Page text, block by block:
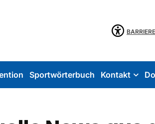
Sportwörterbuch Kontakt